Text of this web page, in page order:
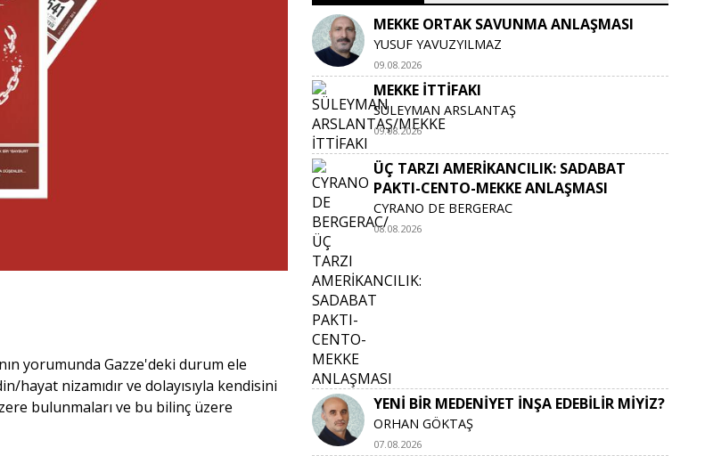
yorumunda Gazze'deki durum ele
hayat nizamıdır ve dolayısıyla kendisini
bulunmaları ve bu bilinç üzere
MEKKE ORTAK SAVUNMA ANLAŞMASI
YUSUF YAVUZYILMAZ
09.08.2026
MEKKE İTTİFAKI
SÜLEYMAN ARSLANTAŞ
09.08.2026
ÜÇ TARZI AMERİKANCILIK: SADABAT
PAKTI-CENTO-MEKKE ANLAŞMASI
CYRANO DE BERGERAC
08.08.2026
YENİ BİR MEDENİYET İNŞA EDEBİLİR MİYİZ?
ORHAN GÖKTAŞ
07.08.2026